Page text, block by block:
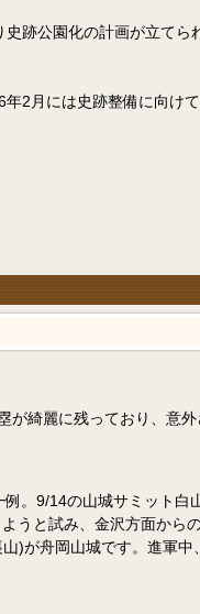
跡公園化の計画が立て
2月には史跡整備に向け
綺麗に残っており、意
。9/14の山城サミット白
うと試み、金沢方面から
)が舟岡山城です。進軍